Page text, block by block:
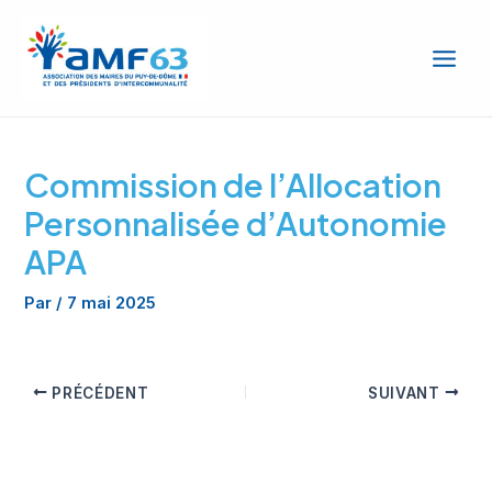
contenu
Commission de l’Allocation
Personnalisée d’Autonomie
APA
Par / 7 mai 2025
PRÉCÉDENT SUIVANT